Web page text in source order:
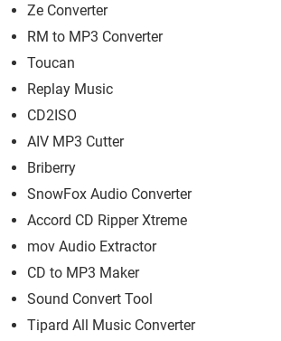
Ze Converter
RM to MP3 Converter
Toucan
Replay Music
CD2ISO
AIV MP3 Cutter
Briberry
SnowFox Audio Converter
Accord CD Ripper Xtreme
mov Audio Extractor
CD to MP3 Maker
Sound Convert Tool
Tipard All Music Converter